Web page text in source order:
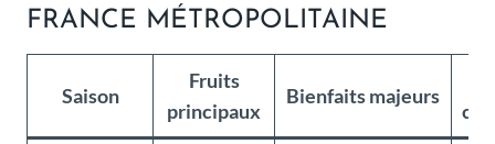
FRANCE MÉTROPOLITAINE
Saison
Fruits
principaux
Bienfaits majeurs